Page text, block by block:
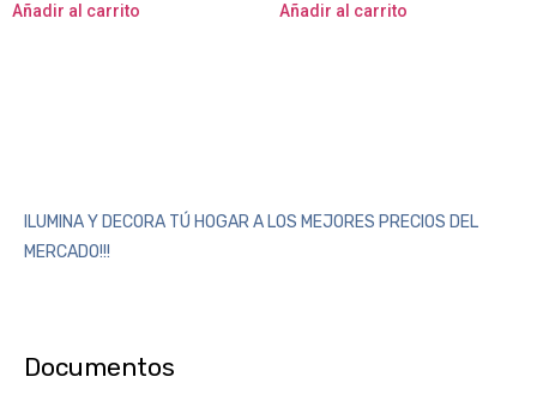
Añadir al carrito Añadir al carrito
ILUMINA Y DECORA TÚ HOGAR A LOS MEJORES PRECIOS DEL
MERCADO!!!
Documentos